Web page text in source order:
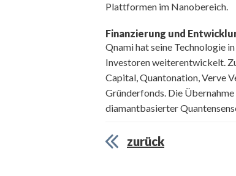
Plattformen im Nanobereich.
Finanzierung und
Qnami hat seine Technologie
Investoren weiterentwickelt.
Capital, Quantonation, Verve
Gründerfonds. Die
diamantbasierter
zurück